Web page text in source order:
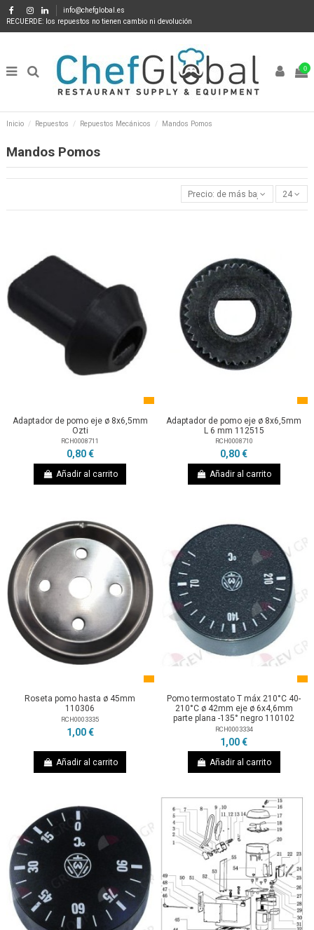
info@chefglobal.es
RECUERDE: los repuestos no tienen cambio ni devolución
0
Inicio Repuestos Repuestos Mecánicos Mandos Pomos
Mandos Pomos
Precio: de más bajo a más alto
24
Adaptador de pomo eje ø 8x6,5mm
Ozti
RCH0008711
0,80 €
Añadir al carrito
Adaptador de pomo eje ø 8x6,5mm
L 6 mm 112515
RCH0008710
0,80 €
Añadir al carrito
Roseta pomo hasta ø 45mm
110306
RCH0003335
1,00 €
Añadir al carrito
Pomo termostato T máx 210°C 40-
210°C ø 42mm eje ø 6x4,6mm
parte plana -135° negro 110102
RCH0003334
1,00 €
Añadir al carrito